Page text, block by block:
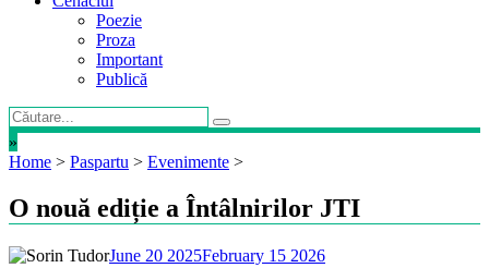
Poezie
Proza
Important
Publică
»
Home > Paspartu > Evenimente >
O nouă ediție a Întâlnirilor JTI
June 20 2025February 15 2026